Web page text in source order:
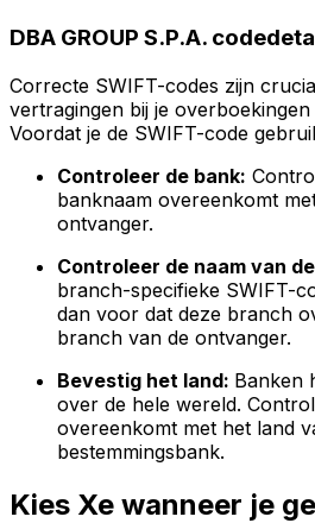
DBA GROUP S.P.A.
Correcte SWIFT-codes zijn
vertragingen bij je
Voordat je de SWIFT-code
Controleer de bank:
banknaam overeenkomt
ontvanger.
Controleer de naam van
branch-specifieke SWIFT-
dan voor dat deze branch
branch van de ontvanger.
Bevestig het land: Banken
over de hele wereld.
overeenkomt met het land
bestemmingsbank.
Kies Xe wanneer je